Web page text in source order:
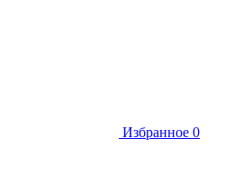
Избранное 0